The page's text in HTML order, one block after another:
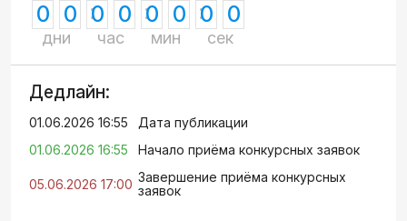
0 0
дни
0 0
час
0 0
мин
0 0
сек
Дедлайн:
01.06.2026 16:55
Дата публикации
01.06.2026 16:55
Начало приёма конкурсных заявок
05.06.2026 17:00 Завершение приёма конкурсных
заявок